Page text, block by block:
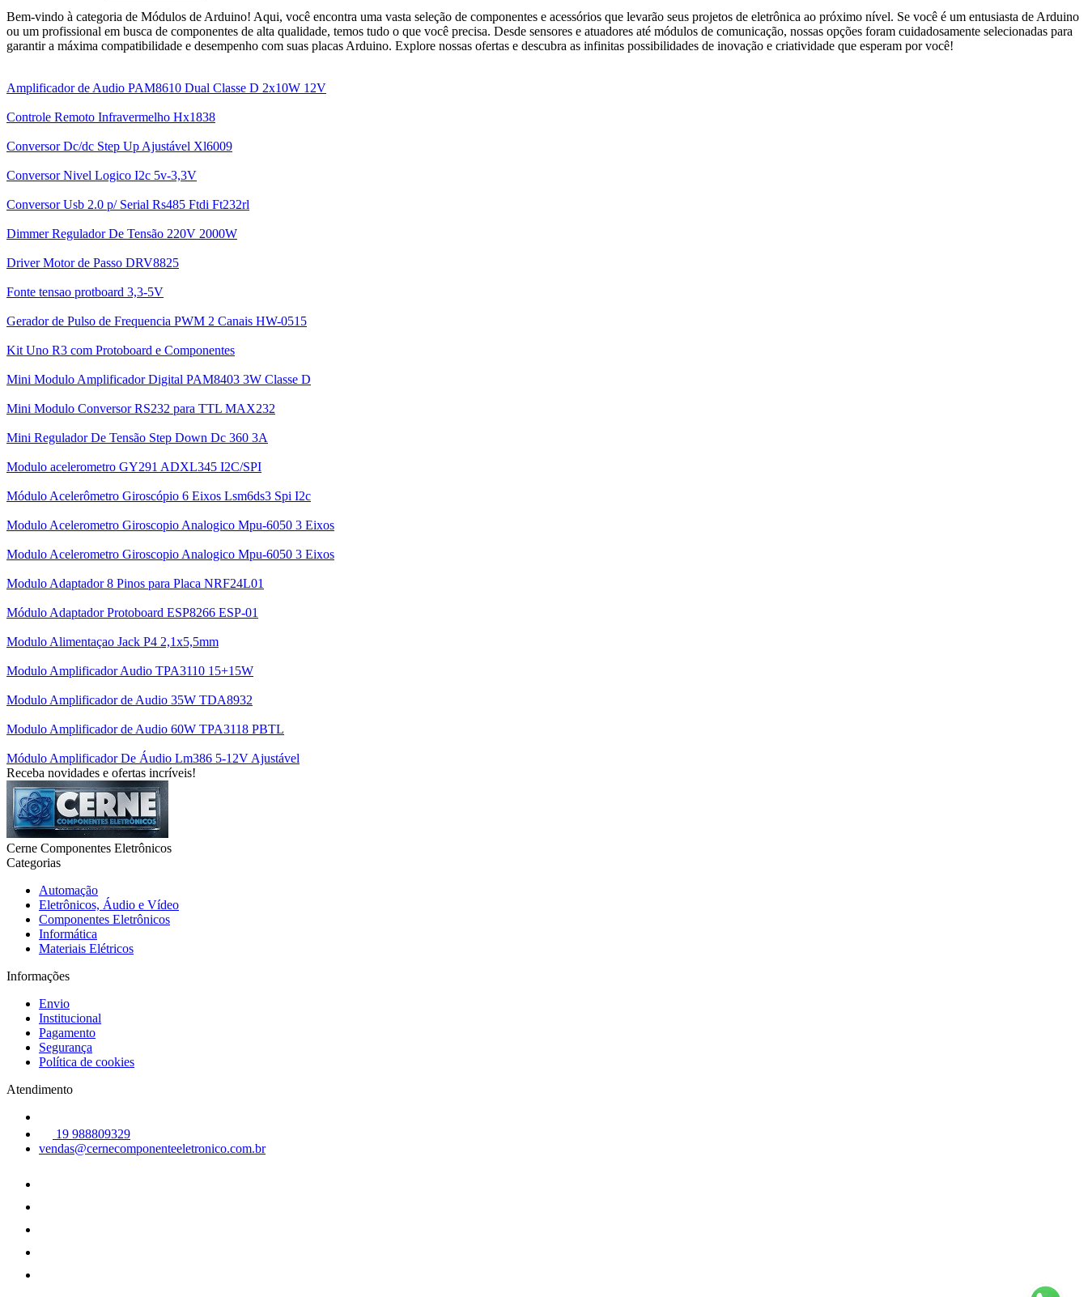
Bem-vindo à categoria de Módulos de Arduino! Aqui, você encontra uma vasta seleção de componentes e acessórios que levarão seus projetos de eletrônica ao próximo nível. Se você é um entusiasta de Arduino
ou um profissional em busca de componentes de alta qualidade, temos tudo o que você precisa. Desde sensores e atuadores até módulos de comunicação, nossas opções foram cuidadosamente selecionadas para
garantir a máxima compatibilidade e desempenho com suas placas Arduino. Explore nossas ofertas e descubra as infinitas possibilidades de inovação e criatividade que esperam por você!
Amplificador de Audio PAM8610 Dual Classe D 2x10W 12V
Controle Remoto Infravermelho Hx1838
Conversor Dc/dc Step Up Ajustável Xl6009
Conversor Nivel Logico I2c 5v-3,3V
Conversor Usb 2.0 p/ Serial Rs485 Ftdi Ft232rl
Dimmer Regulador De Tensão 220V 2000W
Driver Motor de Passo DRV8825
Fonte tensao protboard 3,3-5V
Gerador de Pulso de Frequencia PWM 2 Canais HW-0515
Kit Uno R3 com Protoboard e Componentes
Mini Modulo Amplificador Digital PAM8403 3W Classe D
Mini Modulo Conversor RS232 para TTL MAX232
Mini Regulador De Tensão Step Down Dc 360 3A
Modulo acelerometro GY291 ADXL345 I2C/SPI
Módulo Acelerômetro Giroscópio 6 Eixos Lsm6ds3 Spi I2c
Modulo Acelerometro Giroscopio Analogico Mpu-6050 3 Eixos
Modulo Acelerometro Giroscopio Analogico Mpu-6050 3 Eixos
Modulo Adaptador 8 Pinos para Placa NRF24L01
Módulo Adaptador Protoboard ESP8266 ESP-01
Modulo Alimentaçao Jack P4 2,1x5,5mm
Modulo Amplificador Audio TPA3110 15+15W
Modulo Amplificador de Audio 35W TDA8932
Modulo Amplificador de Audio 60W TPA3118 PBTL
Módulo Amplificador De Áudio Lm386 5-12V Ajustável
Receba novidades e ofertas incríveis!
Cerne Componentes Eletrônicos
Categorias
Automação
Eletrônicos, Áudio e Vídeo
Componentes Eletrônicos
Informática
Materiais Elétricos
Informações
Envio
Institucional
Pagamento
Segurança
Política de cookies
Atendimento
19 988809329
vendas@cernecomponenteeletronico.com.br